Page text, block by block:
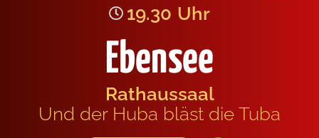
19.30 Uhr
Ebensee
Rat­haus­saal
Und der Huba bläst die Tuba